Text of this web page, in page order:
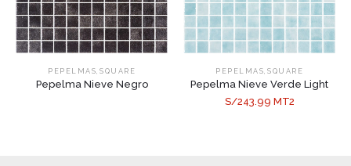
PEPELMAS SQUARE
Pepelma Nieve Negro
PEPELMAS SQUARE
Pepelma Nieve Verde Light
S/243.99 MT2